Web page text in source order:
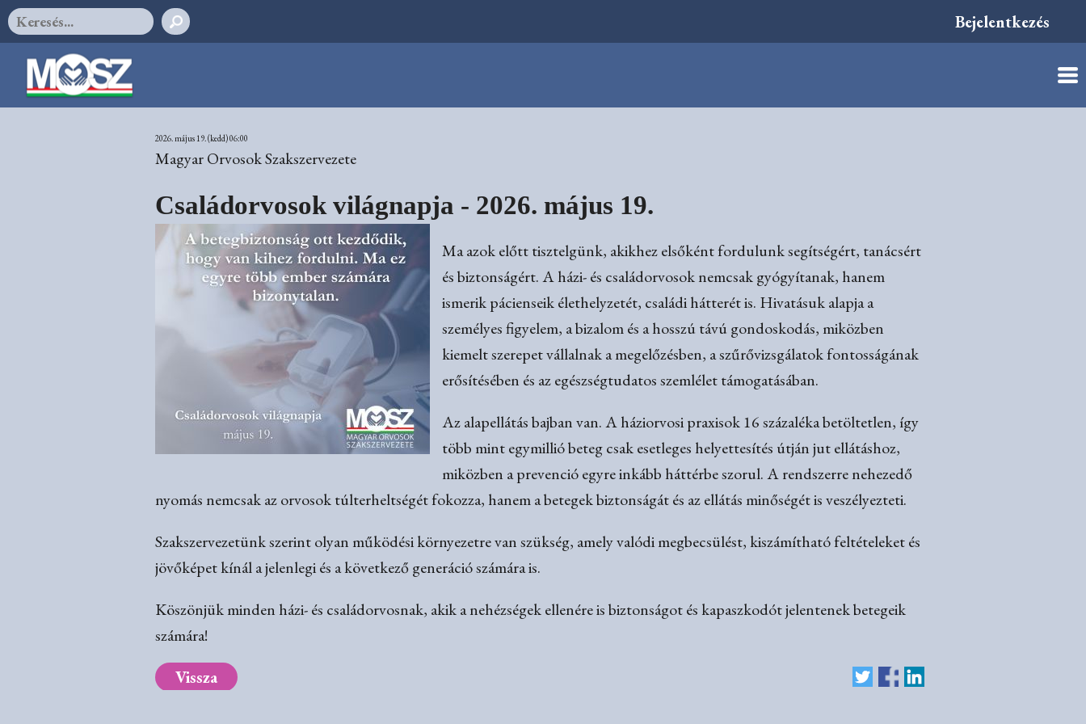
Bejelentkezés
2026. május 19. (kedd) 06:00
Magyar Orvosok Szakszervezete
Családorvosok világnapja - 2026. május 19.
Ma azok előtt tisztelgünk, akikhez elsőként fordulunk segítségért, tanácsért
és biztonságért. A házi- és családorvosok nemcsak gyógyítanak, hanem
ismerik pácienseik élethelyzetét, családi hátterét is. Hivatásuk alapja a
személyes figyelem, a bizalom és a hosszú távú gondoskodás, miközben
kiemelt szerepet vállalnak a megelőzésben, a szűrővizsgálatok fontosságának
erősítésében és az egészségtudatos szemlélet támogatásában.
Az alapellátás bajban van. A háziorvosi praxisok 16 százaléka betöltetlen, így
több mint egymillió beteg csak esetleges helyettesítés útján jut ellátáshoz,
miközben a prevenció egyre inkább háttérbe szorul. A rendszerre nehezedő
nyomás nemcsak az orvosok túlterheltségét fokozza, hanem a betegek biztonságát és az ellátás minőségét is veszélyezteti.
Szakszervezetünk szerint olyan működési környezetre van szükség, amely valódi megbecsülést, kiszámítható feltételeket és
jövőképet kínál a jelenlegi és a következő generáció számára is.
Köszönjük minden házi- és családorvosnak, akik a nehézségek ellenére is biztonságot és kapaszkodót jelentenek betegeik
számára!
Vissza